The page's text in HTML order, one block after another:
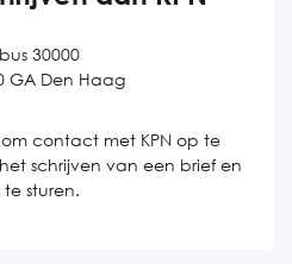
30000
GA Den Haag
contact met KPN op te
schrijven van een brief en
sturen.